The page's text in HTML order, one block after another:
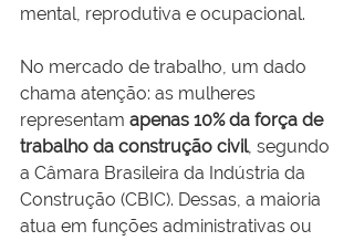
mental, reprodutiva e ocupacional.
No mercado de trabalho, um dado
chama atenção: as mulheres
representam apenas 10% da força de
trabalho da construção civil, segundo
a Câmara Brasileira da Indústria da
Construção (CBIC). Dessas, a maioria
atua em funções administrativas ou